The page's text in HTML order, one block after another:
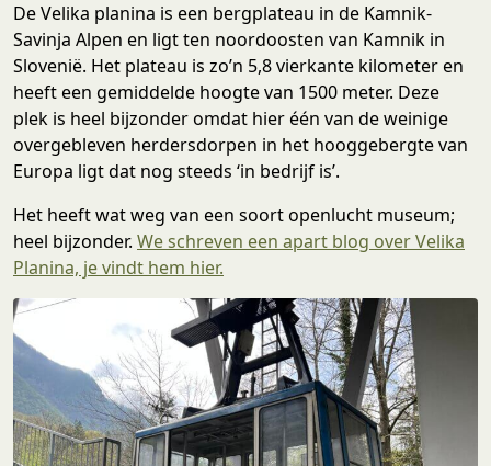
De Velika planina is een bergplateau in de Kamnik-
Savinja Alpen en ligt ten noordoosten van Kamnik in
Slovenië. Het plateau is zo’n 5,8 vierkante kilometer en
heeft een gemiddelde hoogte van 1500 meter. Deze
plek is heel bijzonder omdat hier één van de weinige
overgebleven herdersdorpen in het hooggebergte van
Europa ligt dat nog steeds ‘in bedrijf is’.
Het heeft wat weg van een soort openlucht museum;
heel bijzonder. We schreven een apart blog over Velika
Planina, je vindt hem hier.